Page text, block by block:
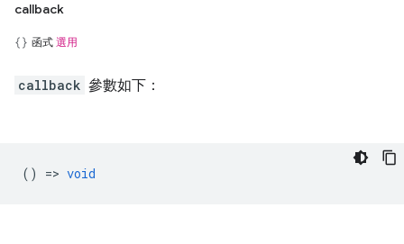
callback
函式 選用
callback 參數如下：
() => void